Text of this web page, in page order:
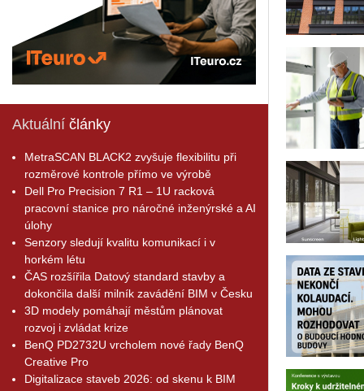
Aktuální články
MetraSCAN BLACK2 zvyšuje flexibilitu při
rozměrové kontrole přímo ve výrobě
Dell Pro Precision 7 R1 – 1U racková
pracovní stanice pro náročné inženýrské a AI
úlohy
Senzory sledují kvalitu komunikací i v
horkém létu
ČAS rozšířila Datový standard stavby a
dokončila další milník zavádění BIM v Česku
3D modely pomáhají městům plánovat
rozvoj i zvládat krize
BenQ PD2732U vrcholem nové řady BenQ
Creative Pro
Digitalizace staveb 2026: od skenu k BIM